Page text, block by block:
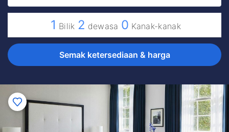
1 Bilik 2 dewasa 0 Kanak-kanak
Semak ketersediaan & harga